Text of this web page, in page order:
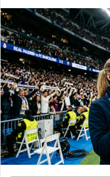
r
e
-
p
o
s
t
a
g
ö
n